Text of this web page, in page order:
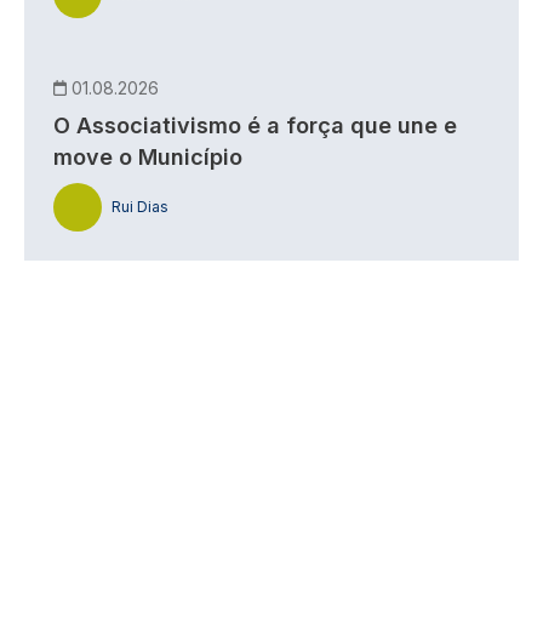
01.08.2026
O Associativismo é a força que une e
move o Município
Rui Dias